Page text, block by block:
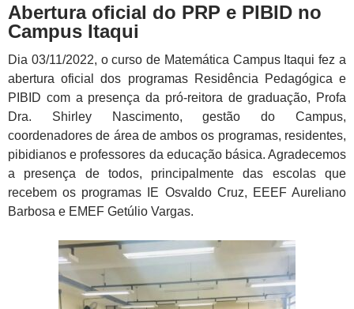
Abertura oficial do PRP e PIBID no
Campus Itaqui
Dia 03/11/2022, o curso de Matemática Campus Itaqui fez a
abertura oficial dos programas Residência Pedagógica e
PIBID com a presença da pró-reitora de graduação, Profa
Dra. Shirley Nascimento, gestão do Campus,
coordenadores de área de ambos os programas, residentes,
pibidianos e professores da educação básica. Agradecemos
a presença de todos, principalmente das escolas que
recebem os programas IE Osvaldo Cruz, EEEF Aureliano
Barbosa e EMEF Getúlio Vargas.